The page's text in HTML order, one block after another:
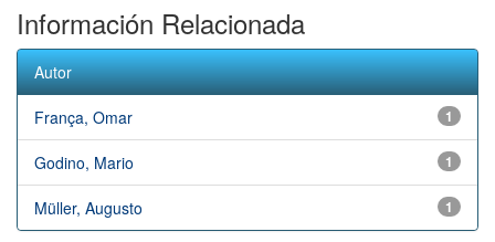
Información Relacionada
Autor
1
França, Omar
1
Godino, Mario
1
Müller, Augusto